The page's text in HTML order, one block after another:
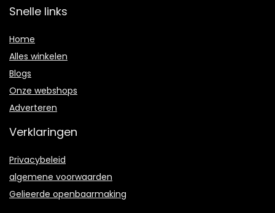
Snelle links
Home
Alles winkelen
Blogs
Onze webshops
Adverteren
Verklaringen
Privacybeleid
algemene voorwaarden
Gelieerde openbaarmaking